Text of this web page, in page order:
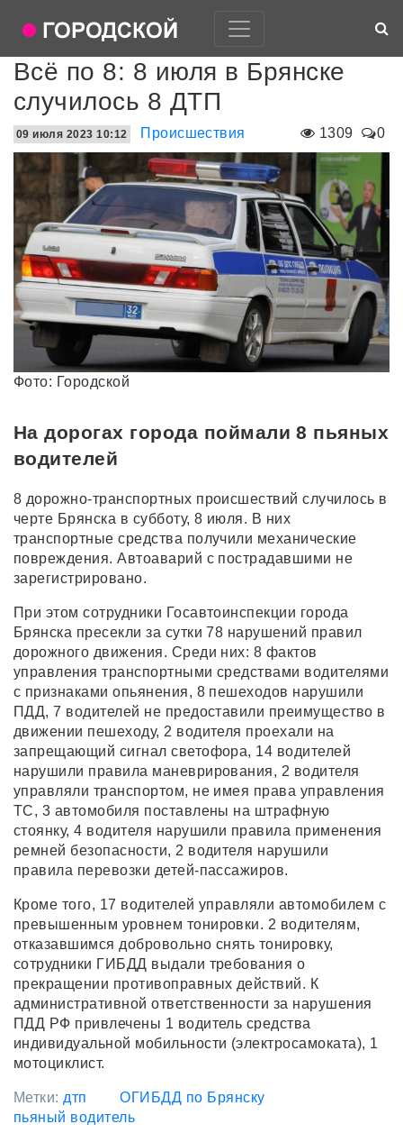
Всё по 8: 8 июля в Брянске
случилось 8 ДТП
1309 0
09 июля 2023 10:12 Происшествия
Фото: Городской
На дорогах города поймали 8 пьяных
водителей
8 дорожно-транспортных происшествий случилось в
черте Брянска в субботу, 8 июля. В них
транспортные средства получили механические
повреждения. Автоаварий с пострадавшими не
зарегистрировано.
При этом сотрудники Госавтоинспекции города
Брянска пресекли за сутки 78 нарушений правил
дорожного движения. Среди них: 8 фактов
управления транспортными средствами водителями
с признаками опьянения, 8 пешеходов нарушили
ПДД, 7 водителей не предоставили преимущество в
движении пешеходу, 2 водителя проехали на
запрещающий сигнал светофора, 14 водителей
нарушили правила маневрирования, 2 водителя
управляли транспортом, не имея права управления
ТС, 3 автомобиля поставлены на штрафную
стоянку, 4 водителя нарушили правила применения
ремней безопасности, 2 водителя нарушили
правила перевозки детей-пассажиров.
Кроме того, 17 водителей управляли автомобилем с
превышенным уровнем тонировки. 2 водителям,
отказавшимся добровольно снять тонировку,
сотрудники ГИБДД выдали требования о
прекращении противоправных действий. К
административной ответственности за нарушения
ПДД РФ привлечены 1 водитель средства
индивидуальной мобильности (электросамоката), 1
мотоциклист.
Метки: дтп
ОГИБДД по Брянску
пьяный водитель